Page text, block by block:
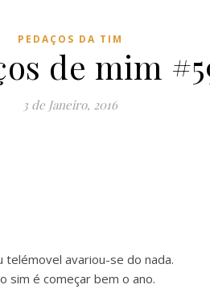
PEDAÇOS DA TIM
de mim
3 de Janeiro, 2016
telémovel avariou-se do nada.
sim é começar bem o ano.